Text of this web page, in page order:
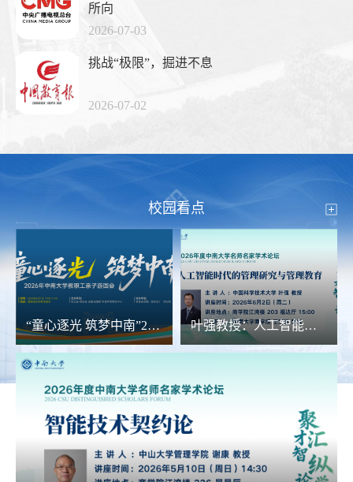
所向
2026-07-03
挑战“极限”，掘进不息
2026-07-02
校园看点
“童心逐光 筑梦中南”2026年教职工亲子游园会 叶强教授：人工智能时代的管理研究与管理教育